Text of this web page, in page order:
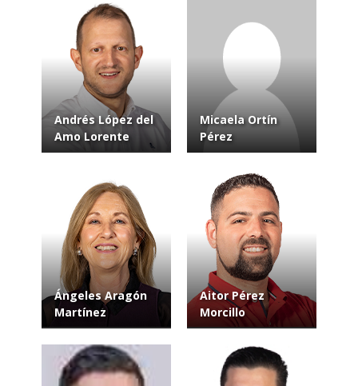
Andrés López del
Amo Lorente
Micaela Ortín
Pérez
Ángeles Aragón
Martínez
Aitor Pérez
Morcillo